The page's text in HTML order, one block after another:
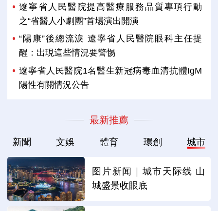
遼寧省人民醫院提高醫療服務品質專項行動
之“省醫人小劇團”首場演出開演
“陽康”後總流淚 遼寧省人民醫院眼科主任提
醒：出現這些情況要警惕
遼寧省人民醫院1名醫生新冠病毒血清抗體IgM
陽性有關情況公告
最新推薦
新聞 文娛 體育 環創 城市
图片新闻｜城市天际线 山
城盛景收眼底